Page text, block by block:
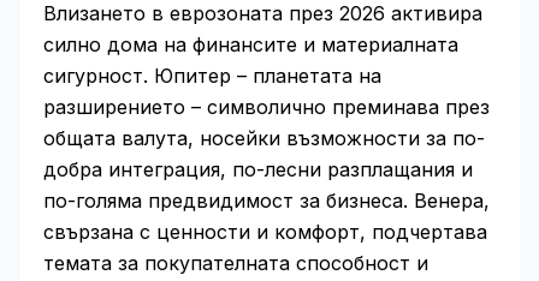
Влизането в еврозоната през 2026 активира
силно дома на финансите и материалната
сигурност. Юпитер – планетата на
разширението – символично преминава през
общата валута, носейки възможности за по-
добра интеграция, по-лесни разплащания и
по-голяма предвидимост за бизнеса. Венера,
свързана с ценности и комфорт, подчертава
темата за покупателната способност и